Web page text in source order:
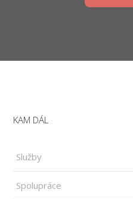
KAM DÁL
Služby
Spolupráce